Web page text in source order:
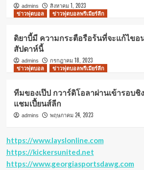
admins
สิงหาคม 1, 2023
ข่าวฟุตบอล
ข่าวฟุตบอลพรีเมียร์ลีก
ดิยาบี้มี ความกระตือรือร้นที่จะแก้ไขอ
สัปดาห์นี้
admins
กรกฎาคม 18, 2023
ข่าวฟุตบอล
ข่าวฟุตบอลพรีเมียร์ลีก
ทีมของเป๊ป กวาร์ดิโอลาผ่านเข้ารอบชิ
แชมเปี้ยนส์ลีก
admins พฤษภาคม 24, 2023
https://www.layslonline.com
https://kickersunited.net
https://www.georgiasportsdawg.com